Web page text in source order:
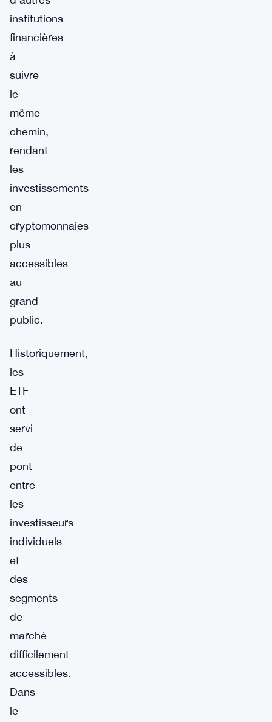
institutions
financières
à
suivre
le
même
chemin,
rendant
les
investissements
en
cryptomonnaies
plus
accessibles
au
grand
public.
Historiquement,
les
ETF
ont
servi
de
pont
entre
les
investisseurs
individuels
et
des
segments
de
marché
difficilement
accessibles.
Dans
le